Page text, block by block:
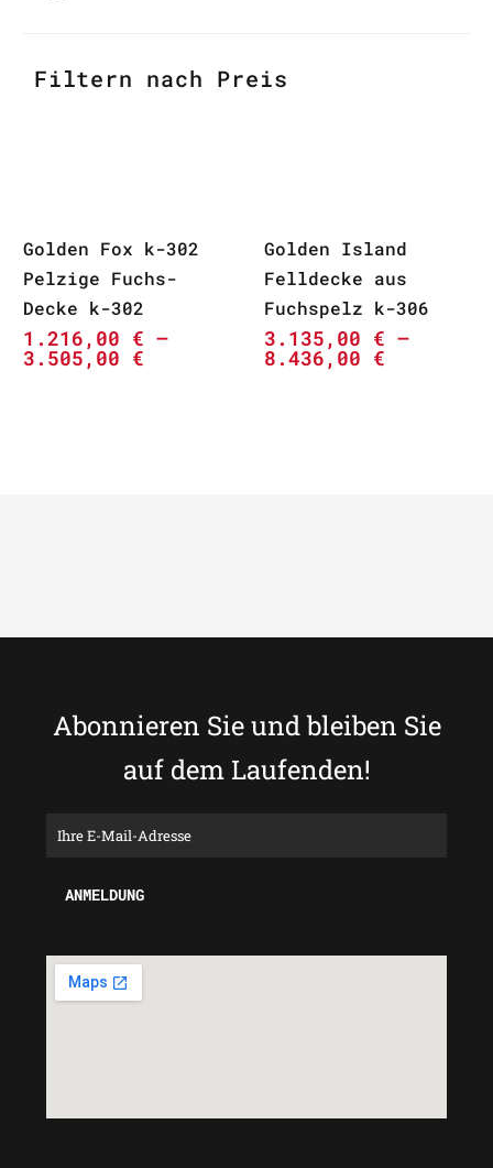
Filtern nach Preis
Golden Fox k-302
Pelzige Fuchs-
Decke k-302
1.216,00 € –
3.505,00 €
Golden Island
Felldecke aus
Fuchspelz k-306
3.135,00 € –
8.436,00 €
Abonnieren Sie und bleiben Sie
auf dem Laufenden!